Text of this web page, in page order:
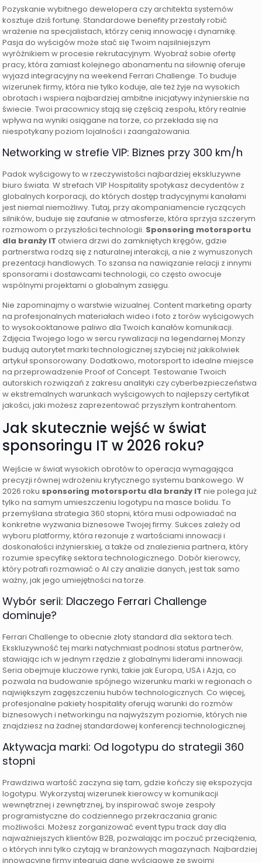
Pozyskanie wybitnego dewelopera czy architekta systemów
kosztuje dziś fortunę. Standardowe benefity przestały robić
wrażenie na specjalistach, którzy cenią innowację i dynamikę.
Pasja do wyścigów może stać się Twoim najsilniejszym
wyróżnikiem w procesie rekrutacyjnym. Wyobraź sobie ofertę
pracy, która zamiast kolejnego abonamentu na siłownię oferuje
wyjazd integracyjny na weekend Ferrari Challenge. To buduje
wizerunek firmy, która nie tylko koduje, ale też żyje na wysokich
obrotach i wspiera najbardziej ambitne inicjatywy inżynierskie na
świecie. Twoi pracownicy stają się częścią zespołu, który realnie
wpływa na wyniki osiągane na torze, co przekłada się na
niespotykany poziom lojalności i zaangażowania.
Networking w strefie VIP: Biznes przy 300 km/h
Padok wyścigowy to w rzeczywistości najbardziej ekskluzywne
biuro świata. W strefach VIP Hospitality spotykasz decydentów z
globalnych korporacji, do których dostęp tradycyjnymi kanałami
jest niemal niemożliwy. Tutaj, przy akompaniamencie ryczących
silników, buduje się zaufanie w atmosferze, która sprzyja szczerym
rozmowom o przyszłości technologii. Sponsoring motorsportu
dla branży IT otwiera drzwi do zamkniętych kręgów, gdzie
partnerstwa rodzą się z naturalnej interakcji, a nie z wymuszonych
prezentacji handlowych. To szansa na nawiązanie relacji z innymi
sponsorami i dostawcami technologii, co często owocuje
wspólnymi projektami o globalnym zasięgu.
Nie zapominajmy o warstwie wizualnej. Content marketing oparty
na profesjonalnych materiałach wideo i foto z torów wyścigowych
to wysokooktanowe paliwo dla Twoich kanałów komunikacji.
Zdjęcia Twojego logo w sercu rywalizacji na legendarnej Monzy
budują autorytet marki technologicznej szybciej niż jakikolwiek
artykuł sponsorowany. Dodatkowo, motorsport to idealne miejsce
na przeprowadzenie Proof of Concept. Testowanie Twoich
autorskich rozwiązań z zakresu analityki czy cyberbezpieczeństwa
w ekstremalnych warunkach wyścigowych to najlepszy certyfikat
jakości, jaki możesz zaprezentować przyszłym kontrahentom.
Jak skutecznie wejść w świat
sponsoringu IT w 2026 roku?
Wejście w świat wysokich obrotów to operacja wymagająca
precyzji równej wdrożeniu krytycznego systemu bankowego. W
2026 roku sponsoring motorsportu dla branży IT nie polega już
tylko na samym umieszczeniu logotypu na masce bolidu. To
przemyślana strategia 360 stopni, która musi odpowiadać na
konkretne wyzwania biznesowe Twojej firmy. Sukces zależy od
wyboru platformy, która rezonuje z wartościami innowacji i
doskonałości inżynierskiej, a także od znalezienia partnera, który
rozumie specyfikę sektora technologicznego. Dobór kierowcy,
który potrafi rozmawiać o AI czy analizie danych, jest tak samo
ważny, jak jego umiejętności na torze.
Wybór serii: Dlaczego Ferrari Challenge
dominuje?
Ferrari Challenge to obecnie złoty standard dla sektora tech.
Ekskluzywność tej marki natychmiast podnosi status partnerów,
stawiając ich w jednym rzędzie z globalnymi liderami innowacji.
Seria obejmuje kluczowe rynki, takie jak Europa, USA i Azja, co
pozwala na budowanie spójnego wizerunku marki w regionach o
największym zagęszczeniu hubów technologicznych. Co więcej,
profesjonalne pakiety hospitality oferują warunki do rozmów
biznesowych i networkingu na najwyższym poziomie, których nie
znajdziesz na żadnej standardowej konferencji technologicznej.
Aktywacja marki: Od logotypu do strategii 360
stopni
Prawdziwa wartość zaczyna się tam, gdzie kończy się ekspozycja
logotypu. Wykorzystaj wizerunek kierowcy w komunikacji
wewnętrznej i zewnętrznej, by inspirować swoje zespoły
programistyczne do codziennego przekraczania granic
możliwości. Możesz zorganizować event typu track day dla
najważniejszych klientów B2B, pozwalając im poczuć przeciążenia,
o których inni tylko czytają w branżowych magazynach. Najbardziej
innowacyjne firmy integrują dane wyścigowe ze swoimi